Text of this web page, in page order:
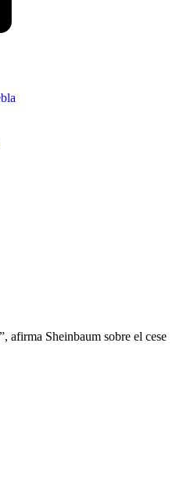
afirma Sheinbaum sobre el cese